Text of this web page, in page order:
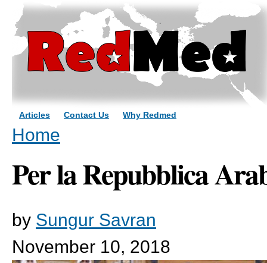
Articles Contact Us Why Redmed
You are here
Home
Per la Repubblica
by Sungur Savran
November 10, 2018